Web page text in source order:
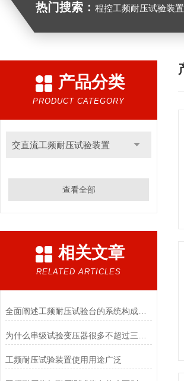
热门搜索： 程控工频耐压试验装置、智能工频耐压试验装置、工频耐压
产品分类
PRODUCT CATEGORY
交直流工频耐压试验装置
查看全部
相关文章
RELATED ARTICLES
全面阐述工频耐压试验台的系统构成与标准化操作维修规程
工频耐压试验装置使用用途广泛